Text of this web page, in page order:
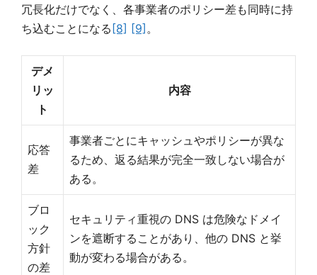
冗長化だけでなく、各事業者のポリシー差も同時に持
ち込むことになる[8] [9] 。
デメ
リッ
ト
内容
応答
差
事業者ごとにキャッシュやポリシーが異な
るため、返る結果が完全一致しない場合が
ある。
ブロ
ック
方針
の差
セキュリティ重視の DNS は危険なドメイ
ンを遮断することがあり、他の DNS と挙
動が変わる場合がある。